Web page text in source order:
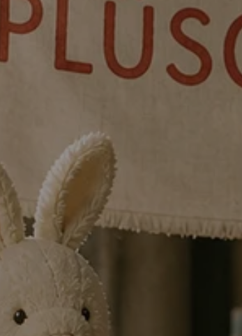
ALL STARS FESTIVAL
Endlich ist es so weit! Zum
zur Festivalzone: Wir feiern
Theaterprojekte und
die Bühne und zeigen,
gearbeitet haben. Freut
Aufführungen, offene